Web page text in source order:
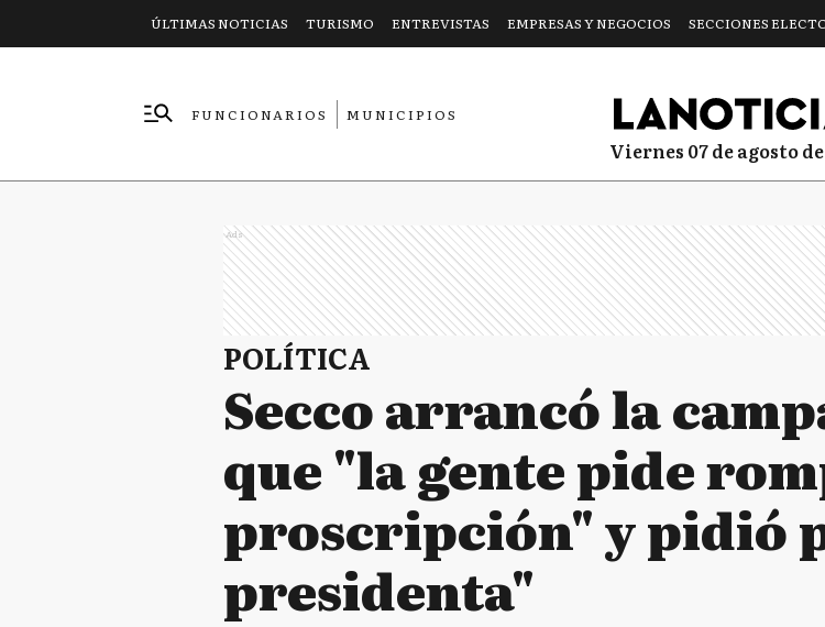
ÚLTIMAS NOTICIAS TURISMO ENTREVISTAS EMPRESAS Y NEGOCIOS SECCIONES
FUNCIONARIOS
MUNICIPIOS
viernes 07 de agosto
Ads
POLÍTICA
Secco arrancó la
que "la gente pide
proscripción" y pidió
presidenta"